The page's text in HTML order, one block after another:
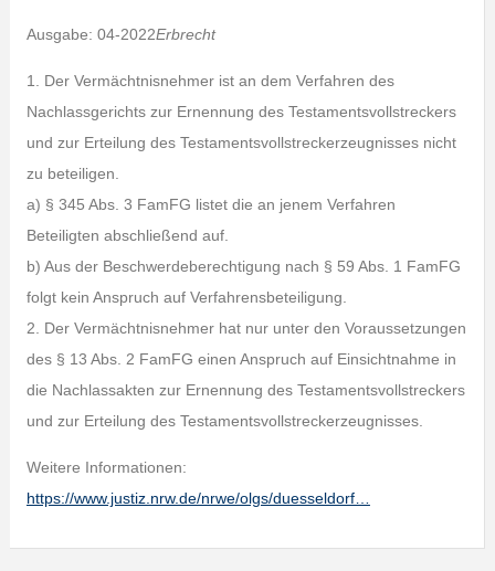
Ausgabe: 04-2022Erbrecht
1. Der Vermächtnisnehmer ist an dem Verfahren des
Nachlassgerichts zur Ernennung des Testamentsvollstreckers
und zur Erteilung des Testamentsvollstreckerzeugnisses nicht
zu beteiligen.
a) § 345 Abs. 3 FamFG listet die an jenem Verfahren
Beteiligten abschließend auf.
b) Aus der Beschwerdeberechtigung nach § 59 Abs. 1 FamFG
folgt kein Anspruch auf Verfahrensbeteiligung.
2. Der Vermächtnisnehmer hat nur unter den Voraussetzungen
des § 13 Abs. 2 FamFG einen Anspruch auf Einsichtnahme in
die Nachlassakten zur Ernennung des Testamentsvollstreckers
und zur Erteilung des Testamentsvollstreckerzeugnisses.
Weitere Informationen:
https://www.justiz.nrw.de/nrwe/olgs/duesseldorf…